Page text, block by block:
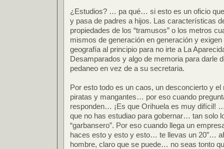
¿Estudios? … pa qué… si esto es un oficio
y pasa de padres a hijos. Las características
propiedades de los “tramusos” o los metros
mismos de generación en generación y
geografía al principio para no irte a La
Desamparados y algo de memoria para darle
pedaneo en vez de a su secretaria.
Por esto todo es un caos, un desconcierto y
piratas y mangantes… por eso cuando
responden… ¡Es que Orihuela es muy difícil!
que no has estudiao para gobernar… tan solo
“garbansero”. Por eso cuando llega un
haces esto y esto y esto… te llevas un 20”…
hombre, claro que se puede… no seas tonto